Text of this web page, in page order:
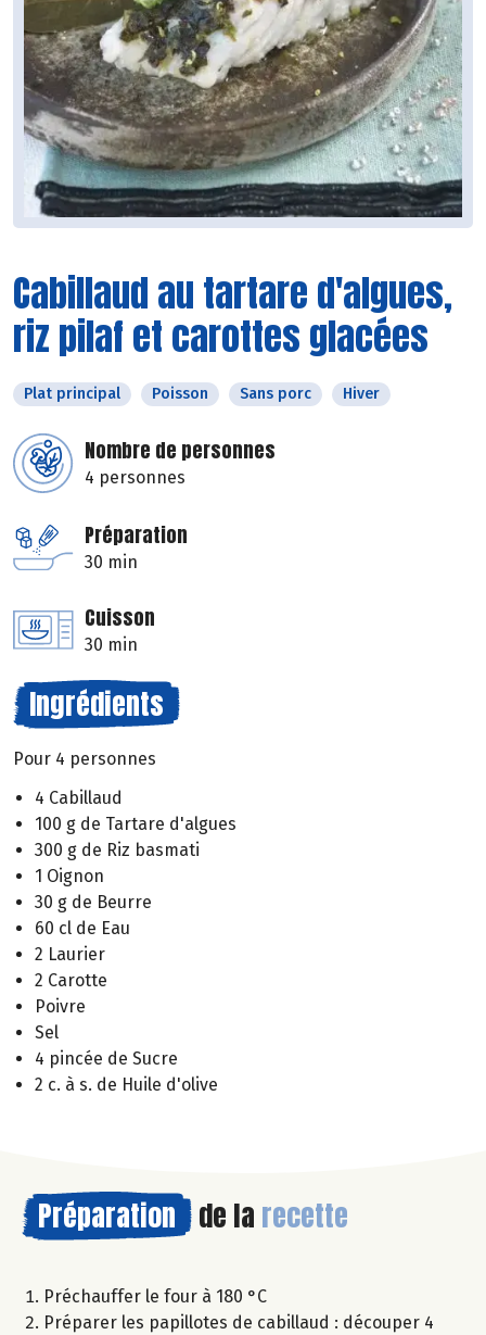
Cabillaud au tartare d'algues,
riz pilaf et carottes glacées
Plat principal Poisson Sans porc Hiver
Nombre de personnes
4 personnes
Préparation
30 min
Cuisson
30 min
Ingrédients
Pour 4 personnes
4 Cabillaud
100 g de Tartare d'algues
300 g de Riz basmati
1 Oignon
30 g de Beurre
60 cl de Eau
2 Laurier
2 Carotte
Poivre
Sel
4 pincée de Sucre
2 c. à s. de Huile d'olive
Préparation de la recette
Préchauffer le four à 180 °C
Préparer les papillotes de cabillaud : découper 4